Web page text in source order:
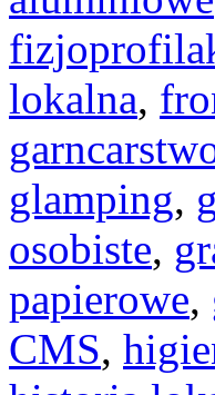
lokalna,
glamping,
osobiste,
papierowe,
CMS,